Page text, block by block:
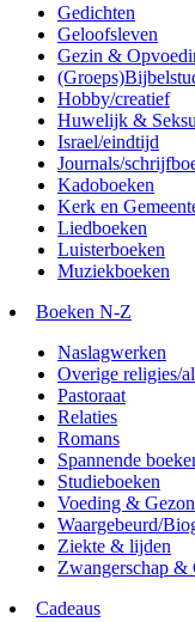
Gedichten
Geloofsleven
Gezin &
Hobby/creatief
Huwelijk &
Israel/eindtijd
Journals/
Kadoboeken
Kerk en
Liedboeken
Luisterboeken
Muziekboeken
Boeken N-Z
Naslagwerken
Overige religies/
Pastoraat
Relaties
Romans
Spannende
Studieboeken
Voeding &
Waargebeurd/
Ziekte & lijden
Zwangerschap &
Cadeaus